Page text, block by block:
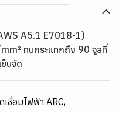
A5.1 E7018-1)
ทนกระแทกถึง 90 จูลที่
นจัด
เชื่อมไฟฟ้า ARC,